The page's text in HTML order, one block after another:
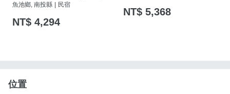
魚池鄉, 南投縣 | 民宿
NT$ 4,294
NT$ 5,368
位置